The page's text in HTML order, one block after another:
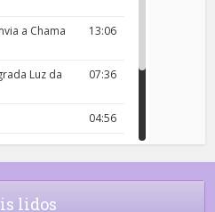
13:06
a Chama
07:36
Luz da
04:56
18:00
04:43
da Vossa
lidos